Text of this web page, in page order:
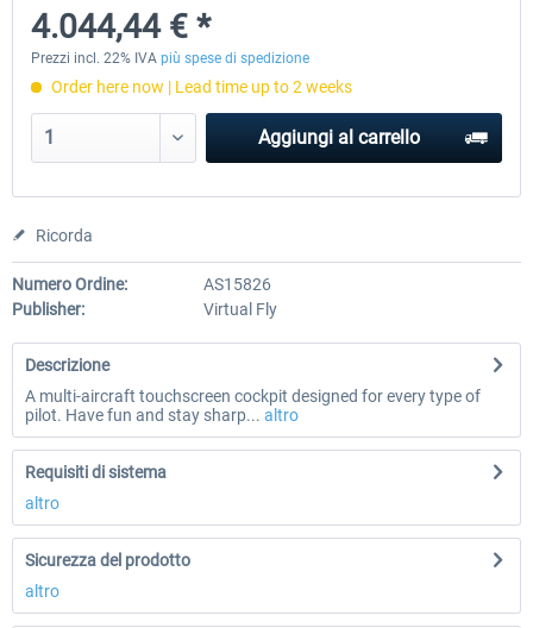
4.044,44 € *
4.044,44 € *
Prezzi incl. 22% IVA più spese di spedizione
Order here now | Lead time up to 2 weeks
Aggiungi al carrello
Ricorda
Numero Ordine:
AS15826
Publisher:
Virtual Fly
Descrizione
A multi-aircraft touchscreen cockpit designed for every type of
pilot. Have fun and stay sharp... altro
Requisiti di sistema
altro
Sicurezza del prodotto
altro